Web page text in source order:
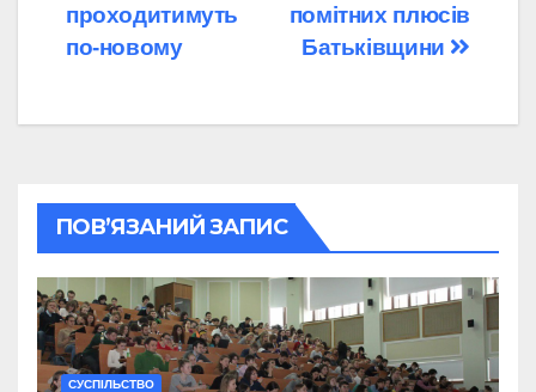
помітних плюсів
Батьківщини
проходитимуть
по-новому
ПОВ’ЯЗАНИЙ ЗАПИС
CУСПІЛЬСТВО